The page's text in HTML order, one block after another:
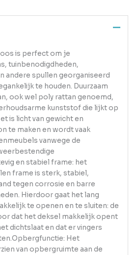
is perfect om je
tuinbenodigdheden,
andere spullen georganiseerd
te houden. Duurzaam
ook wel poly rattan genoemd,
kunststof die lijkt op
is licht van gewicht en
te maken en wordt vaak
vanwege de
en stabiel frame: het
frame is sterk, stabiel,
tegen corrosie en barre
Hierdoor gaat het lang
te openen en te sluiten: de
dat het deksel makkelijk opent
dichtslaat en dat er vingers
Het
van opbergruimte aan de